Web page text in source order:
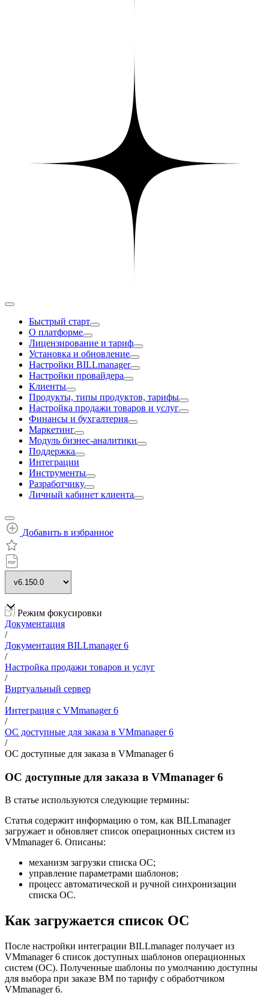
Быстрый старт
О платформе
Лицензирование и тариф
Установка и обновление
Настройки BILLmanager
Настройки провайдера
Клиенты
Продукты, типы продуктов, тарифы
Настройка продажи товаров и услуг
Финансы и бухгалтерия
Маркетинг
Модуль бизнес-аналитики
Поддержка
Интеграции
Инструменты
Разработчику
Личный кабинет клиента
Добавить в избранное
Режим фокусировки
Документация
/
Документация BILLmanager 6
/
Настройка продажи товаров и услуг
/
Виртуальный сервер
/
Интеграция с VMmanager 6
/
ОС доступные для заказа в VMmanager 6
/
ОС доступные для заказа в VMmanager 6
ОС доступные для заказа в VMmanager 6
В статье используются следующие термины:
Статья содержит информацию о том, как BILLmanager
загружает и обновляет список операционных систем из
VMmanager 6. Описаны:
механизм загрузки списка ОС;
управление параметрами шаблонов;
процесс автоматической и ручной синхронизации
списка ОС.
Как загружается список ОС
После настройки интеграции BILLmanager получает из
VMmanager 6 список доступных шаблонов операционных
систем (ОС). Полученные шаблоны по умолчанию доступны
для выбора при заказе ВМ по тарифу с обработчиком
VMmanager 6.